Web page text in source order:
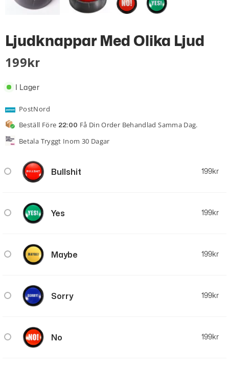
Ljudknappar Med Olika Ljud
199 Kr
I Lager
PostNord
Beställ Före 22:00 Få Din Order Behandlad Samma Dag.
Betala Tryggt Inom 30 Dagar
Bullshit 199kr
Yes 199kr
Maybe 199kr
Sorry 199kr
No 199kr